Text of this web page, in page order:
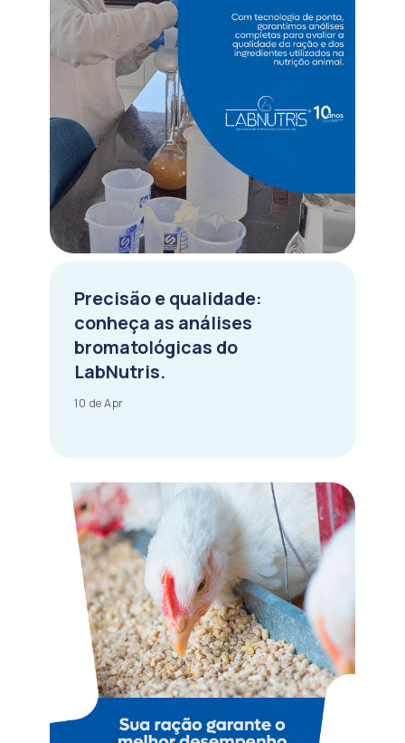
Precisão e qualidade:
conheça as análises
bromatológicas do
LabNutris.
10 de Apr